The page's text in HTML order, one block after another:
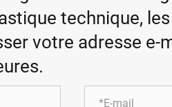
technique,
votre adresse e-